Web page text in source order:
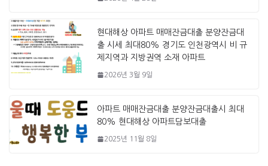
현대해상 아파트 매매잔금대출 분양잔금대
출 시세 최대80% 경기도 인천광역시 비 규
제지역과 지방권역 소재 아파트
2026년 3월 9일
아파트 매매잔금대출 분양잔금대출시 최대
80% 현대해상 아파트담보대출
2025년 11월 8일